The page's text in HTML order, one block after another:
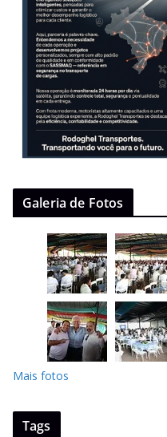
Galeria de Fotos
Mais fotos
Tags